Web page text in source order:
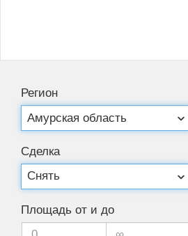
Регион
Сделка
Площадь от и до